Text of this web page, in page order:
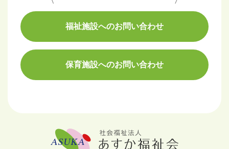
福祉施設へのお問い合わせ
保育施設へのお問い合わせ